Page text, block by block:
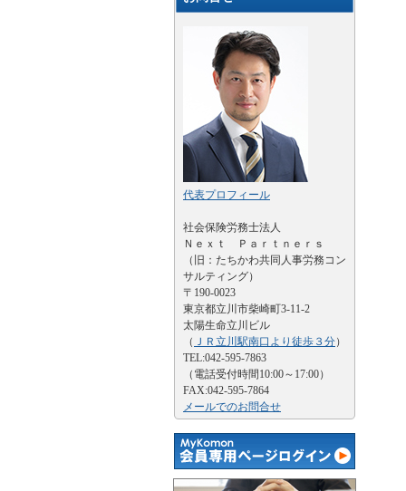
代表プロフィール
社会保険労務士法人
Ｎｅｘｔ Ｐａｒｔｎｅｒｓ
（旧：たちかわ共同人事労務コン
サルティング）
〒190-0023
東京都立川市柴崎町3-11-2
太陽生命立川ビル
（ ＪＲ立川駅南口より徒歩３分）
TEL:042-595-7863
（電話受付時間10:00～17:00）
FAX:042-595-7864
メールでのお問合せ